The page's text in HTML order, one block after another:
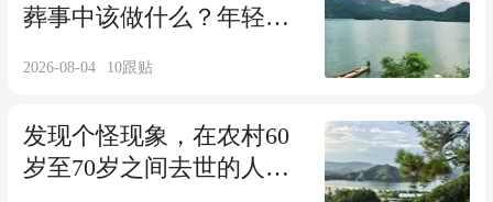
葬事中该做什么？年轻人
2026-08-04 10跟贴
发现个怪现象，在农村60
岁至70岁之间去世的人男